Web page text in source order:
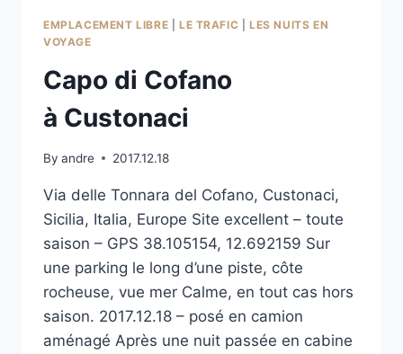
EMPLACEMENT LIBRE LE TRAFIC |LES NUITS EN
VOYAGE
Capo di Cofano
à Custonaci
By andre 2017.12.18
Via delle Tonnara del Cofano, Custonaci,
Sicilia, Italia, Europe Site excellent – toute
saison – GPS 38.105154, 12.692159 Sur
une parking le long d’une piste, côte
rocheuse, vue mer Calme, en tout cas hors
saison. 2017.12.18 – posé en camion
aménagé Après une nuit passée en cabine